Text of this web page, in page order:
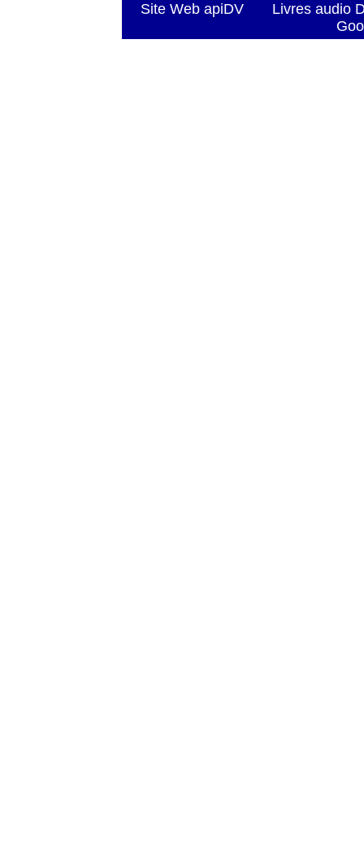
Site Web apiDV
Livres audio